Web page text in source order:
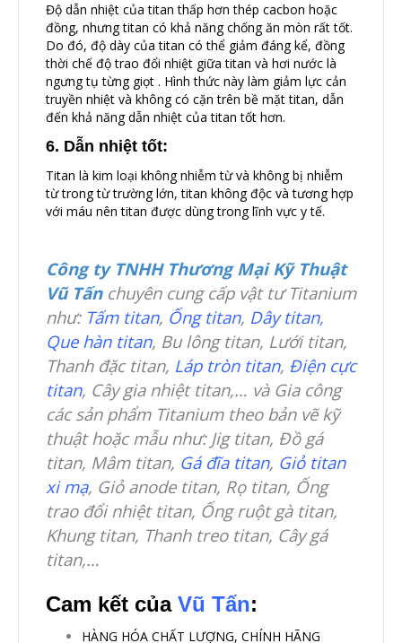
Độ dẫn nhiệt của titan thấp hơn thép cacbon hoặc
đồng, nhưng titan có khả năng chống ăn mòn rất tốt.
Do đó, độ dày của titan có thể giảm đáng kể, đồng
thời chế độ trao đổi nhiệt giữa titan và hơi nước là
ngưng tụ từng giọt . Hình thức này làm giảm lực cản
truyền nhiệt và không có cặn trên bề mặt titan, dẫn
đến khả năng dẫn nhiệt của titan tốt hơn.
6. Dẫn nhiệt tốt:
Titan là kim loại không nhiễm từ và không bị nhiễm
từ trong từ trường lớn, titan không độc và tương hợp
với máu nên titan được dùng trong lĩnh vực y tế.
Công ty TNHH Thương Mại Kỹ Thuật
Vũ Tấnchuyên cung cấp vật tư Titanium
như: Tấm titan, Ống titan, Dây titan,
Que hàn titan, Bu lông titan, Lưới titan,
Thanh đặc titan, Láp tròn titan, Điện cực
titan, Cây gia nhiệt titan,… và Gia công
các sản phẩm Titanium theo bản vẽ kỹ
thuật hoặc mẫu như: Jig titan, Đồ gá
titan, Mâm titan, Gá đĩa titan, Giỏ titan
xi mạ, Giỏ anode titan, Rọ titan, Ống
trao đổi nhiệt titan, Ống ruột gà titan,
Khung titan, Thanh treo titan, Cây gá
titan,…
Cam kết của Vũ Tấn:
HÀNG HÓA CHẤT LƯỢNG, CHÍNH HÃNG